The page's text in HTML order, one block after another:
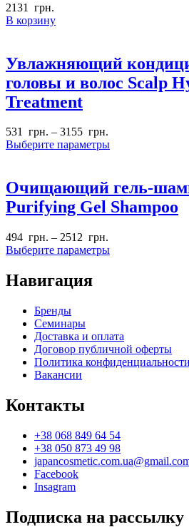
2131
грн.
В корзину
Увлажняющий
головы и волос Scalp
Treatment
531 грн. – 3155 грн.
Выберите параметры
Очищающий гель-
Purifying Gel Shampoo
494 грн. – 2512 грн.
Выберите параметры
Навигация
Бренды
Семинары
Доставка и оплата
Договор публичной оферты
Политика конфиденциальности
Вакансии
Контакты
+38 068 849 64 54
+38 050 873 49 98
Facebook
Insagram
Подписка на рассылку